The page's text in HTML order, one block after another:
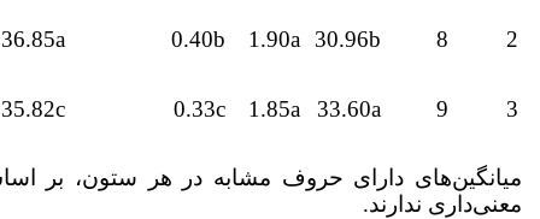
2
8
30.96b
1.90a
0.40b
36.85a
3
9
33.60a
1.85a
0.33c
35.82c
میانگین‌های دارای حروف مشابه در هر ستون، بر
معنی‌داری ندارند.